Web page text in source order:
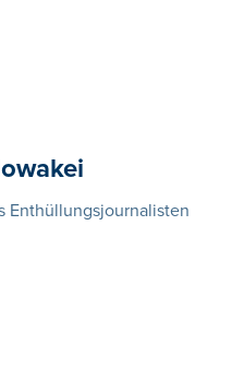
Enthüllungsjournalisten